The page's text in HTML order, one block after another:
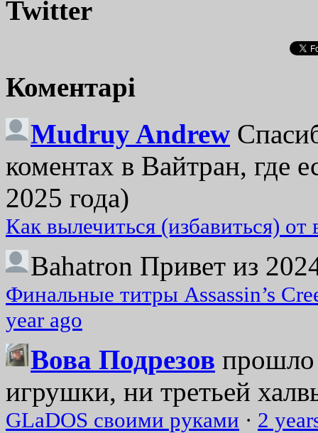
Twitter
Коментарі
Mudruy Andrew
коментах в Вайтран, где
2025 года)
Как вылечиться (избавиться)
Bahatron Привет из
Финальные титры Assassin’s
year ago
Вова Подрезов прошло
игрушки, ни третьей
GLaDOS своими руками · 2